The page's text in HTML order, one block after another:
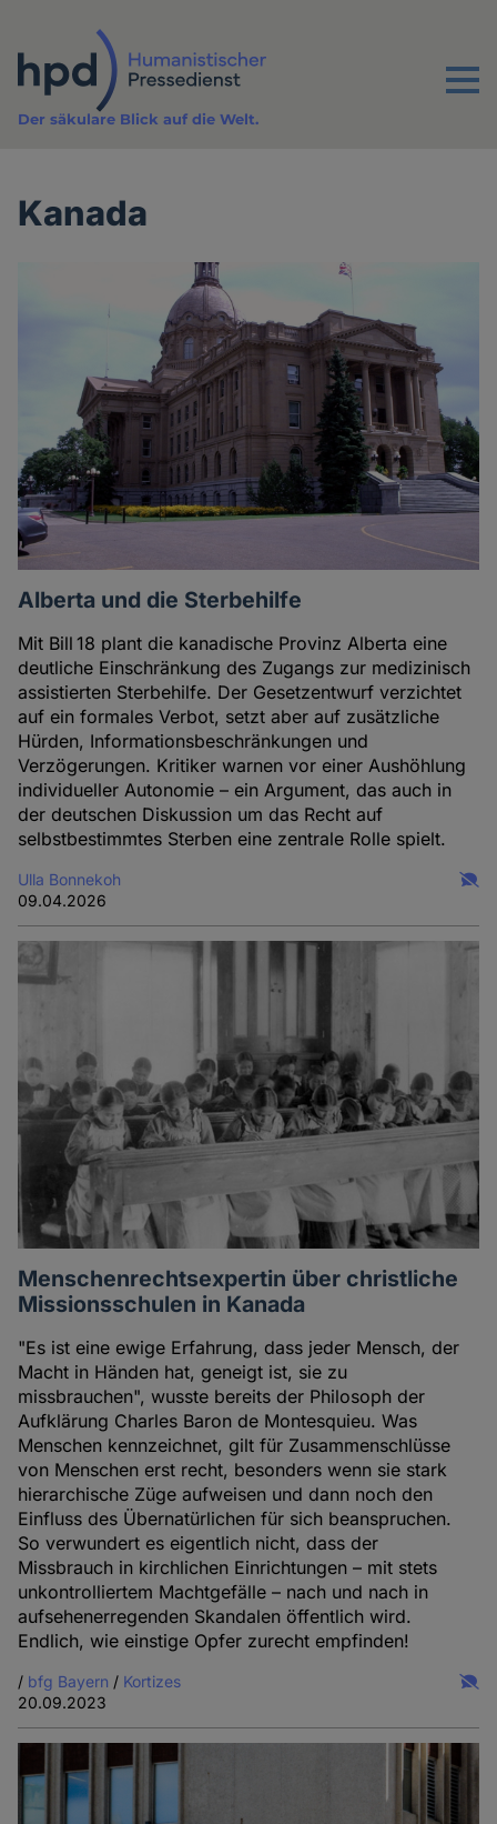
Inhalt
Menu
Der säkulare Blick auf die Welt.
Kanada
Alberta und die Sterbehilfe
Mit Bill 18 plant die kanadische Provinz Alberta eine
deutliche Einschränkung des Zugangs zur medizinisch
assistierten Sterbehilfe. Der Gesetzentwurf verzichtet
auf ein formales Verbot, setzt aber auf zusätzliche
Hürden, Informationsbeschränkungen und
Verzögerungen. Kritiker warnen vor einer Aushöhlung
individueller Autonomie – ein Argument, das auch in
der deutschen Diskussion um das Recht auf
selbstbestimmtes Sterben eine zentrale Rolle spielt.
Ulla Bonnekoh
09.04.2026
Menschenrechtsexpertin über christliche
Missionsschulen in Kanada
"Es ist eine ewige Erfahrung, dass jeder Mensch, der
Macht in Händen hat, geneigt ist, sie zu
missbrauchen", wusste bereits der Philosoph der
Aufklärung Charles Baron de Montesquieu. Was
Menschen kennzeichnet, gilt für Zusammenschlüsse
von Menschen erst recht, besonders wenn sie stark
hierarchische Züge aufweisen und dann noch den
Einfluss des Übernatürlichen für sich beanspruchen.
So verwundert es eigentlich nicht, dass der
Missbrauch in kirchlichen Einrichtungen – mit stets
unkontrolliertem Machtgefälle – nach und nach in
aufsehenerregenden Skandalen öffentlich wird.
Endlich, wie einstige Opfer zurecht empfinden!
/ bfg Bayern / Kortizes
20.09.2023